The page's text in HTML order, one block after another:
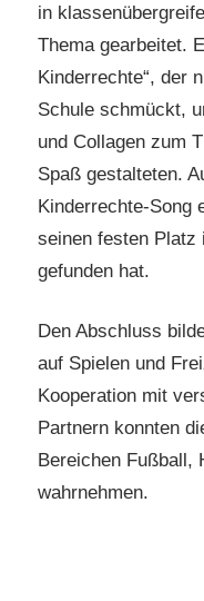
in
Thema gearbeitet.
Kinderrechte“, der
Schule schmückt,
und Collagen zum
Spaß gestalteten.
Kinderrechte-Song
seinen festen Platz
gefunden hat.
Den Abschluss
auf Spielen und
Kooperation mit
Partnern konnten
Bereichen Fußball,
wahrnehmen.